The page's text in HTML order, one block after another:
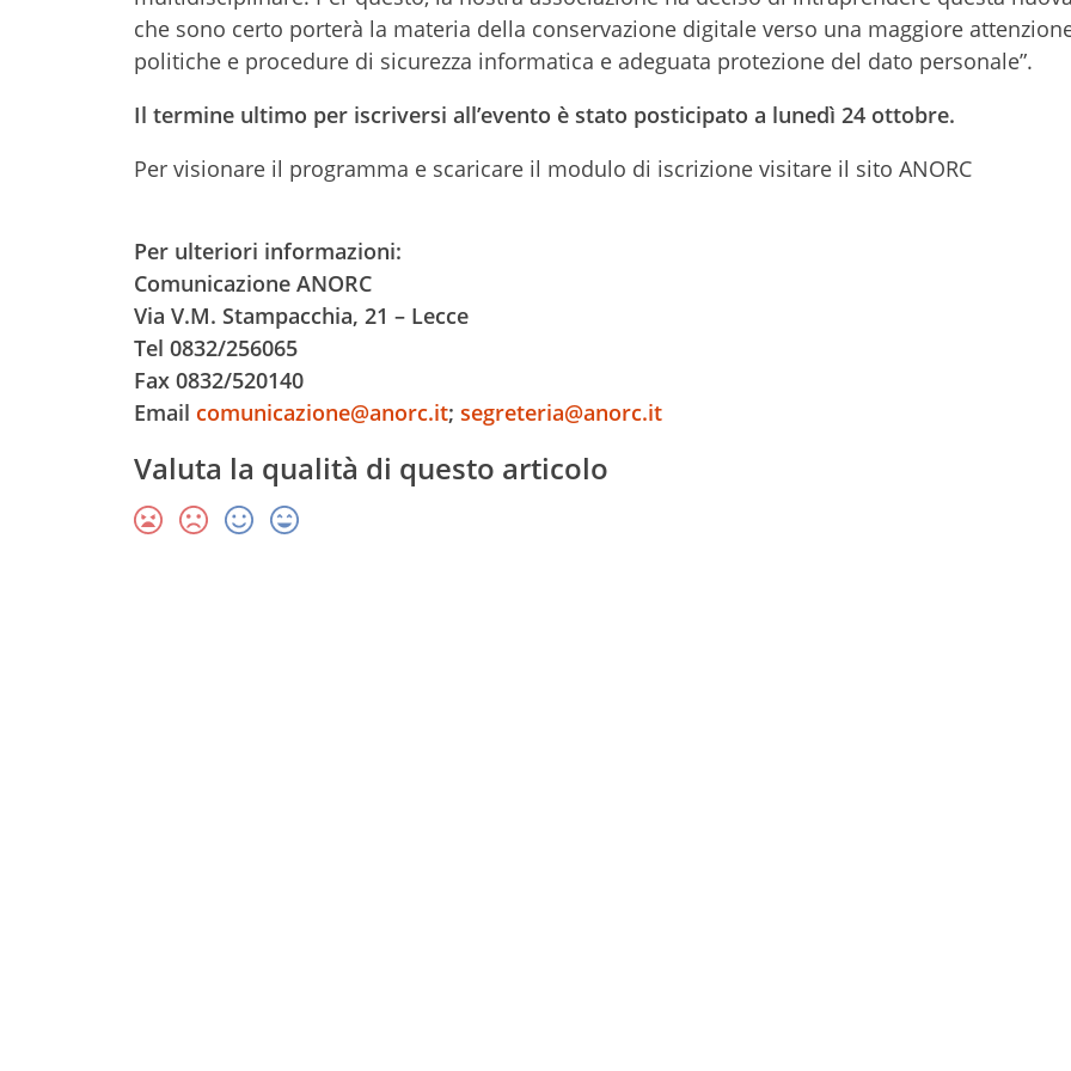
che sono certo porterà la materia della conservazione digitale verso una maggiore
politiche e procedure di sicurezza informatica e adeguata protezione del dato personale”.
Il termine ultimo per iscriversi all’evento è stato posticipato a lunedì 24 ottobre.
Per visionare il programma e scaricare il modulo di iscrizione visitare il sito ANORC
Per ulteriori informazioni:
Comunicazione ANORC
Via V.M. Stampacchia, 21 – Lecce
Tel 0832/256065
Fax 0832/520140
Email comunicazione@anorc.it; segreteria@anorc.it
Valuta la qualità di questo articolo